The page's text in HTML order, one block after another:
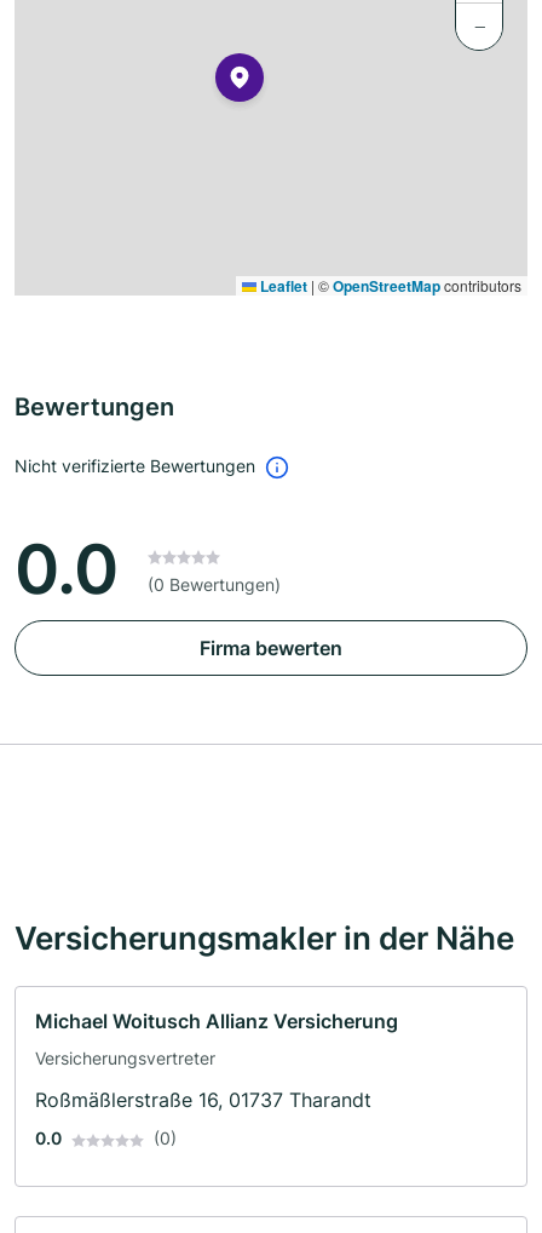
−
Leaflet | ©OpenStreetMapcontributors
Bewertungen
Nicht verifizierte Bewertungen
0.0 (0 Bewertungen)
Firma bewerten
Versicherungsmakler in der Nähe
Michael Woitusch Allianz Versicherung
Versicherungsvertreter
Roßmäßlerstraße 16, 01737 Tharandt
0.0 (0)